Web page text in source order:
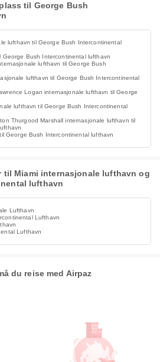
til George Bush
lufthavn til George Bush Intercontinental
George Bush Intercontinental lufthavn
lufthavn til George Bush
lufthavn til George Bush Intercontinental
Logan internasjonale lufthavn til George
lufthavn til George Bush Intercontinental
Thurgood Marshall internasjonale lufthavn til
George Bush Intercontinental lufthavn
til Miami internasjonale lufthavn og
lufthavn
Lufthavn
Lufthavn
Lufthavn
du reise med Airpaz